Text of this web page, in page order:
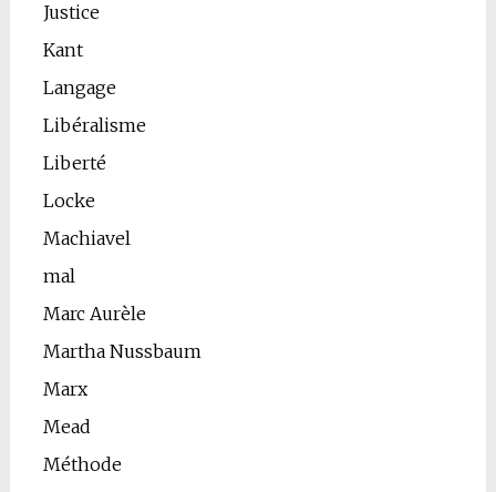
Justice
Kant
Langage
Libéralisme
Liberté
Locke
Machiavel
mal
Marc Aurèle
Martha Nussbaum
Marx
Mead
Méthode